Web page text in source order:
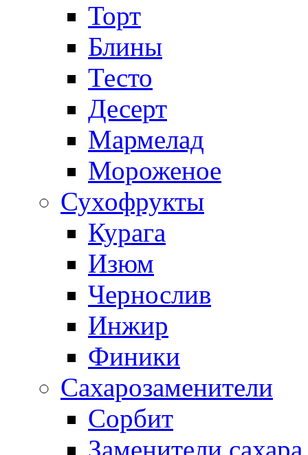
Торт
Блины
Тесто
Десерт
Мармелад
Мороженое
Сухофрукты
Курага
Изюм
Чернослив
Инжир
Финики
Сахарозаменители
Сорбит